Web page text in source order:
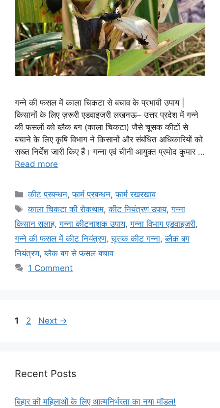
गन्ने की फसल में काला चिकटा से बचाव के प्रभावी उपाय |
किसानों के लिए ज़रूरी एडवाइजरी लखनऊ– उत्तर प्रदेश में गन्ने
की फसलों को ब्लैक बग (काला चिकटा) जैसे चूसक कीटों से
बचाने के लिए कृषि विभाग ने किसानों और संबंधित अधिकारियों को
सख्त निर्देश जारी किए हैं। गन्ना एवं चीनी आयुक्त प्रमोद कुमार …
Read more
कीट प्रबन्धन,फार्म प्रबन्धन,फार्म रखरखाव
काला चिकटा की रोकथाम,कीट नियंत्रण उपाय,गन्ना
किसान सलाह,गन्ना कीटनाशक उपाय,गन्ना विभाग एडवाइजरी,
गन्ने की फसल में कीट नियंत्रण,चूसक कीट गन्ना,ब्लैक बग
नियंत्रण,ब्लैक बग से फसल बचाव
1 Comment
1 2 Next →
Recent Posts
बिहार की महिलाओं के लिए आत्मनिर्भरता का नया मॉडल!